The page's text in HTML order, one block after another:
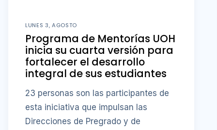
LUNES 3, AGOSTO
Programa de Mentorías UOH
inicia su cuarta versión para
fortalecer el desarrollo
integral de sus estudiantes
23 personas son las participantes de
esta iniciativa que impulsan las
Direcciones de Pregrado y de